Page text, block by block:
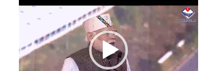
Video